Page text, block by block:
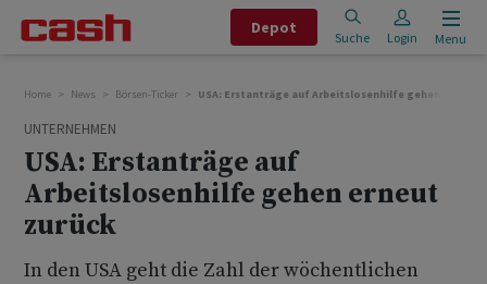
Depot
Suche Login Menu
Home News Börsen-Ticker USA: Erstanträge auf Arbeitslosenhilfe gehen erneut
UNTERNEHMEN
USA: Erstanträge auf
Arbeitslosenhilfe gehen erneut
zurück
In den USA geht die Zahl der wöchentlichen